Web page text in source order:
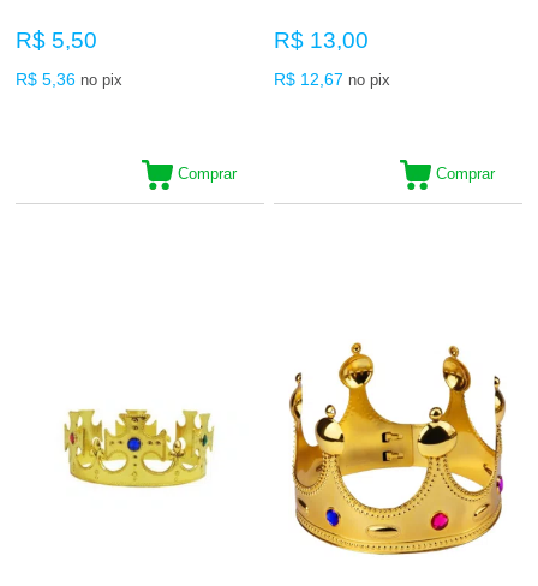
R$ 5,50
R$ 5,36 no pix
Comprar
R$ 13,00
R$ 12,67 no pix
Comprar